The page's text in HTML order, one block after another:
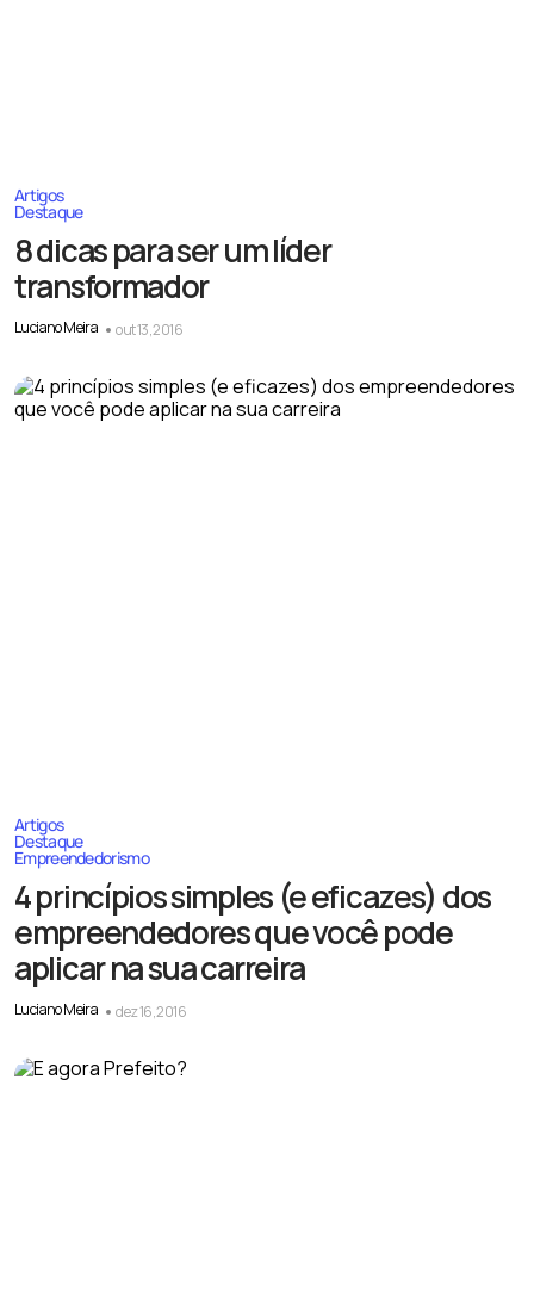
Artigos
Destaque
8 dicas para ser um líder
transformador
Luciano Meira out 13, 2016
Artigos
Destaque
Empreendedorismo
4 princípios simples (e eficazes) dos
empreendedores que você pode
aplicar na sua carreira
Luciano Meira dez 16, 2016